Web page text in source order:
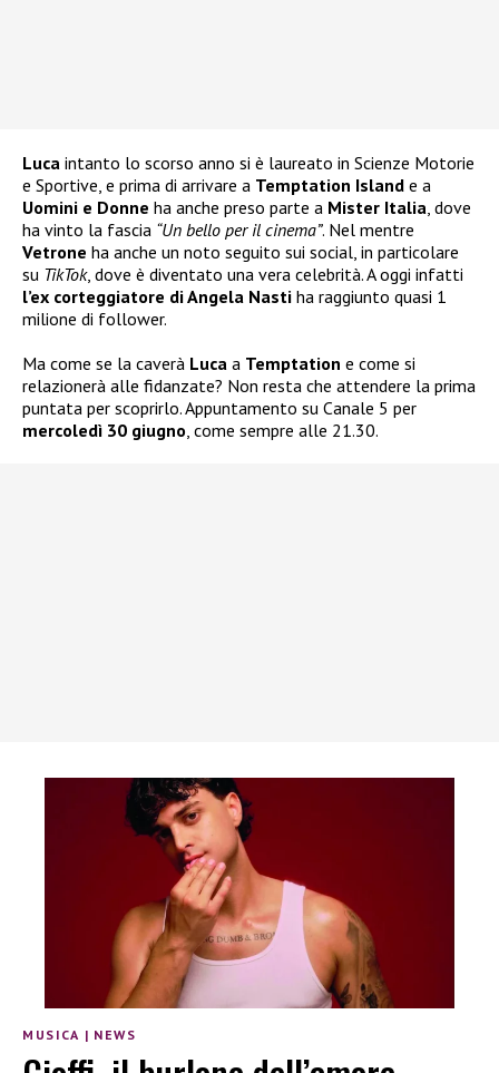
Luca intanto lo scorso anno si è laureato in Scienze Motorie
e Sportive, e prima di arrivare a Temptation Island e a
Uomini e Donne ha anche preso parte a Mister Italia , dove
ha vinto la fascia “Un bello per il cinema”. Nel mentre
Vetrone ha anche un noto seguito sui social, in particolare
su TikTok, dove è diventato una vera celebrità. A oggi infatti
l’ex corteggiatore di Angela Nasti ha raggiunto quasi 1
milione di follower.
Ma come se la caverà Luca a Temptation e come si
relazionerà alle fidanzate? Non resta che attendere la prima
puntata per scoprirlo. Appuntamento su Canale 5 per
mercoledì 30 giugno , come sempre alle 21.30.
MUSICA | NEWS